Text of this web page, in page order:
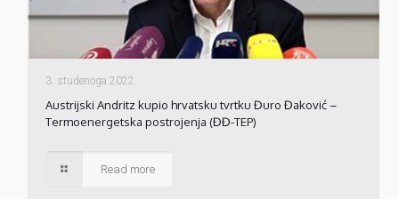
3. studenoga 2022.
Austrijski Andritz kupio hrvatsku tvrtku Đuro Đaković –
Termoenergetska postrojenja (ĐĐ-TEP)
Read more